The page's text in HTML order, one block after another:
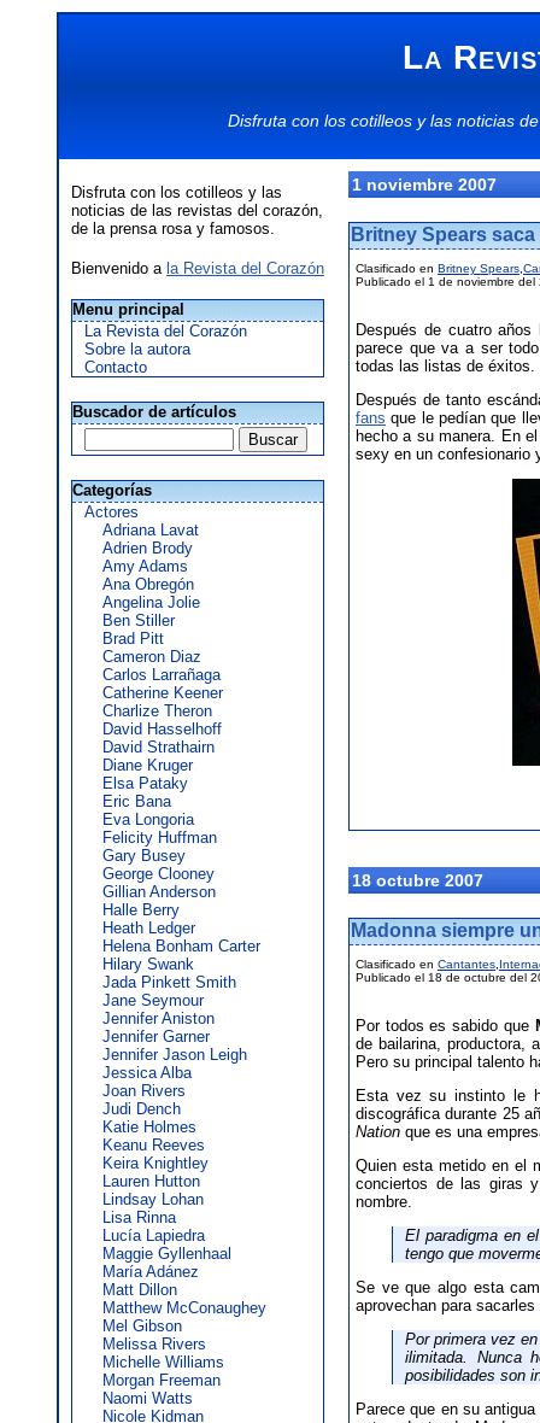
La
Disfruta con los cotilleosy las noticias
Disfruta con los cotilleos y las
noticias de las revistas del corazón,
de la prensa rosa y famosos.
Bienvenido a la Revista del Corazón
Menu principal
La Revista del Corazón
Sobre la autora
Contacto
Buscador de artículos
Categorías
Actores
Adriana Lavat
Adrien Brody
Amy Adams
Ana Obregón
Angelina Jolie
Ben Stiller
Brad Pitt
Cameron Diaz
Carlos Larrañaga
Catherine Keener
Charlize Theron
David Hasselhoff
David Strathairn
Diane Kruger
Elsa Pataky
Eric Bana
Eva Longoria
Felicity Huffman
Gary Busey
George Clooney
Gillian Anderson
Halle Berry
Heath Ledger
Helena Bonham Carter
Hilary Swank
Jada Pinkett Smith
Jane Seymour
Jennifer Aniston
Jennifer Garner
Jennifer Jason Leigh
Jessica Alba
Joan Rivers
Judi Dench
Katie Holmes
Keanu Reeves
Keira Knightley
Lauren Hutton
Lindsay Lohan
Lisa Rinna
Lucía Lapiedra
Maggie Gyllenhaal
María Adánez
Matt Dillon
Matthew McConaughey
Mel Gibson
Melissa Rivers
Michelle Williams
Morgan Freeman
Naomi Watts
Nicole Kidman
1 noviembre 2007
Britney Spears
Clasificado en Britney Spears
Publicado el 1 de noviembre del
Después de cuatro años
parece que va a ser
todas las listas de éxitos.
Después de tanto
fans que le pedían que
hecho a su manera. En
sexy en un confesionario
18 octubre 2007
Madonna siempre
Clasificado en Cantantes
Publicado el 18 de octubre del
Por todos es sabido que
de bailarina, productora,
Pero su principal talento
Esta vez su instinto le
discográfica durante 25
Nation que es una
Quien esta metido en el
conciertos de las giras
nombre.
El paradigma en
tengo que
Se ve que algo esta
aprovechan para
Por primera vez
ilimitada. Nunca
posibilidades son
Parece que en su